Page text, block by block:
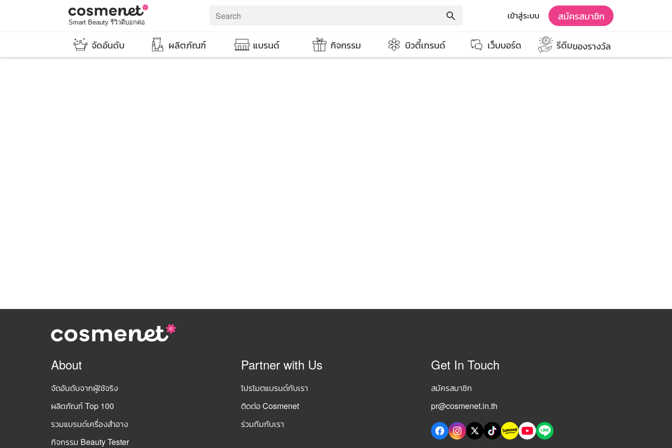
Smart Beauty รีวิวดีบอกต่อ
search เข้าสู่ระบบ สมัครสมาชิก
จัดอันดับ ผลิตภัณฑ์ แบรนด์ กิจกรรม บิวตี้เทรนด์ เว็บบอร์ด รีดีมของรางวัล
About
จัดอันดับจากผู้ใช้จริง
ผลิตภัณฑ์ Top 100
รวมแบรนด์เครื่องสำอาง
กิจกรรม Beauty Tester
Partner with Us
โปรโมตแบรนด์กับเรา
ติดต่อ Cosmenet
ร่วมทีมกับเรา
Get In Touch
สมัครสมาชิก
pr@cosmenet.in.th